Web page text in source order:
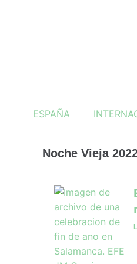
ESPAÑA
Noche Vieja